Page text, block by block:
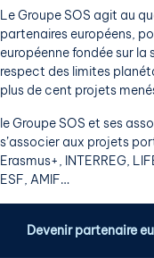
Le Groupe SOS agit au
partenaires européens,
européenne fondée sur
respect des limites
plus de cent projets
le Groupe SOS et ses
s’associer aux projets
Erasmus+, INTERREG,
ESF, AMIF…
Devenir partenaire